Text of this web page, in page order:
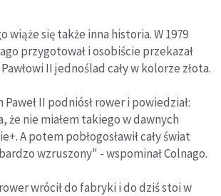
wiąże się także inna historia. W 1979
przygotował i osobiście przekazał
II jednoślad cały w kolorze złota.
II podniósł rower i powiedział:
że nie miałem takiego w dawnych
A potem pobłogosławił cały świat
wzruszony" - wspominał Colnago.
wrócił do fabryki i do dziś stoi w